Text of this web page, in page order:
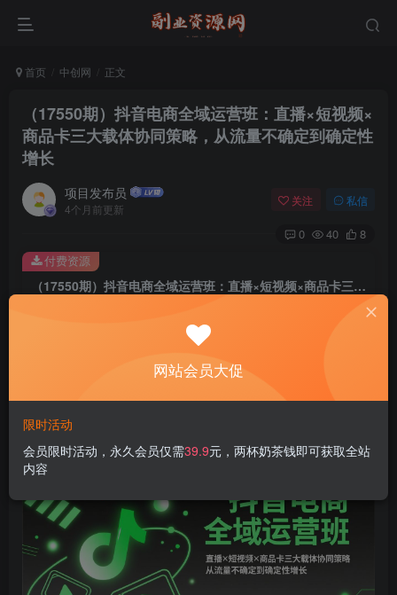
首页 中创网 正文
（17550期）抖音电商全域运营班：直播×短视频×
商品卡三大载体协同策略，从流量不确定到确定性
增长
项目发布员
4个月前更新
关注 私信
0 40 8
（17550期）抖音电商全域运营班：直播×短视频×商品卡三大载体协同策略，从流量不确定到确定性增长
4
免费
付费资源
网站会员大促
限时活动
会员限时活动，永久会员仅需39.9元，两杯奶茶钱即可获取全站
内容